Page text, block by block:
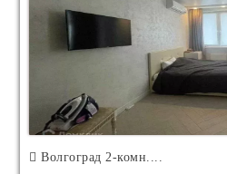
Волгоград 2-комн....